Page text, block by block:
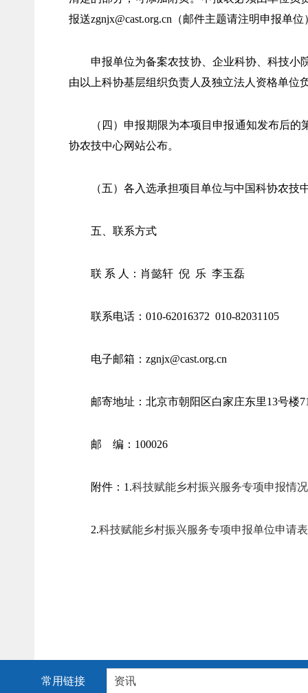
报送zgnjx@cast.org.cn（邮件主题请注明申报单位
申报单位为备案农技协、企业科协、科技小
由以上科协基层组织负责人及独立法人资格单位
（四）申报期限为本项目申报通知发布后
协农技中心网站公布。
（五）各入选承担项目单位与中国科协农
五、联系方式
联 系 人：肖懿轩 倪 乐 李玉磊
联系电话：010-62016372 010-82031105
电子邮箱：zgnjx@cast.org.cn
邮寄地址：北京市朝阳区白家庄东里13号楼
邮 编：100026
附件：1.科技赋能乡村振兴服务专项申报情
2.科技赋能乡村振兴服务专项申报单位申请
常用链接 资讯